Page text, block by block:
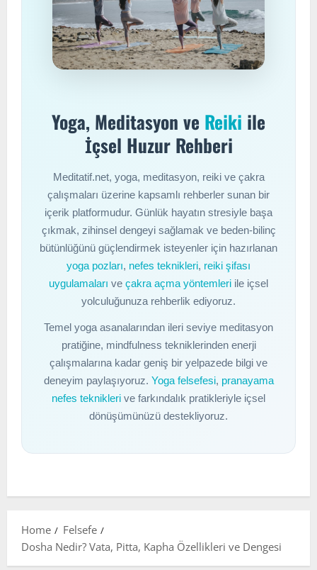
Yoga, Meditasyon ve Reiki ile
İçsel Huzur Rehberi
Meditatif.net, yoga, meditasyon, reiki ve çakra
çalışmaları üzerine kapsamlı rehberler sunan bir
içerik platformudur. Günlük hayatın stresiyle başa
çıkmak, zihinsel dengeyi sağlamak ve beden-bilinç
bütünlüğünü güçlendirmek isteyenler için hazırlanan
yoga pozları, nefes teknikleri, reiki şifası
uygulamaları ve çakra açma yöntemleri ile içsel
yolculuğunuza rehberlik ediyoruz.
Temel yoga asanalarından ileri seviye meditasyon
pratiğine, mindfulness tekniklerinden enerji
çalışmalarına kadar geniş bir yelpazede bilgi ve
deneyim paylaşıyoruz. Yoga felsefesi, pranayama
nefes teknikleri ve farkındalık pratikleriyle içsel
dönüşümünüzü destekliyoruz.
Home
Felsefe
Dosha Nedir? Vata, Pitta, Kapha Özellikleri ve Dengesi